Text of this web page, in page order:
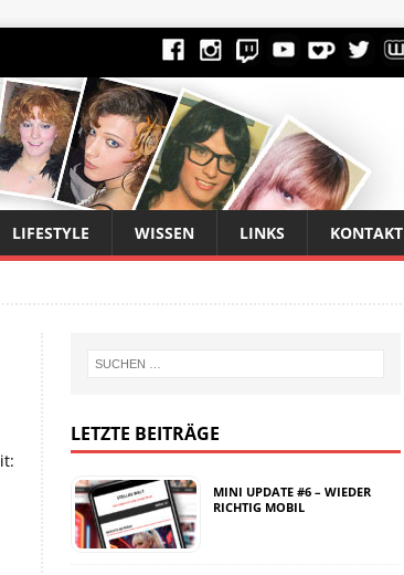
LIFESTYLE WISSEN LINKS KONTAKT
LETZTE BEITRÄGE
MINI UPDATE #6 – WIEDER
RICHTIG MOBIL